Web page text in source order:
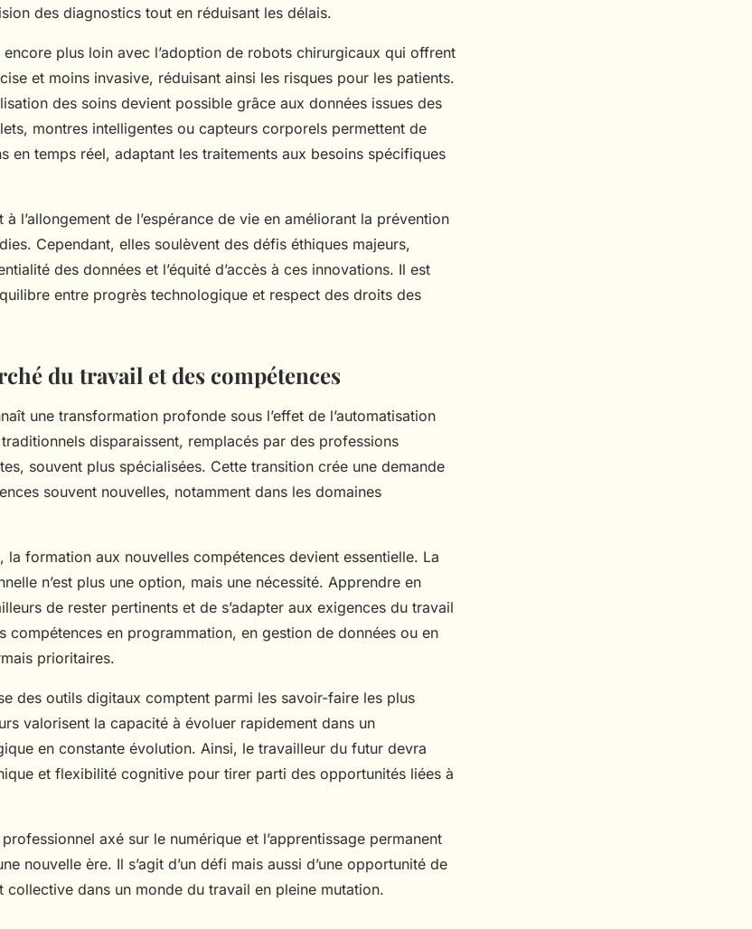
des diagnostics tout en réduisant les délais.
encore plus loin avec l’adoption de robots chirurgicaux qui offrent
et moins invasive, réduisant ainsi les risques pour les patients.
des soins devient possible grâce aux données issues des
montres intelligentes ou capteurs corporels permettent de
en temps réel, adaptant les traitements aux besoins spécifiques
l’allongement de l’espérance de vie en améliorant la prévention
Cependant, elles soulèvent des défis éthiques majeurs,
des données et l’équité d’accès à ces innovations. Il est
entre progrès technologique et respect des droits des
du travail et des compétences
une transformation profonde sous l’effet de l’automatisation
disparaissent, remplacés par des professions
souvent plus spécialisées. Cette transition crée une demande
souvent nouvelles, notamment dans les domaines
la formation aux nouvelles compétences devient essentielle. La
n’est plus une option, mais une nécessité. Apprendre en
de rester pertinents et de s’adapter aux exigences du travail
compétences en programmation, en gestion de données ou en
prioritaires.
des outils digitaux comptent parmi les savoir-faire les plus
valorisent la capacité à évoluer rapidement dans un
en constante évolution. Ainsi, le travailleur du futur devra
et flexibilité cognitive pour tirer parti des opportunités liées à
axé sur le numérique et l’apprentissage permanent
nouvelle ère. Il s’agit d’un défi mais aussi d’une opportunité de
collective dans un monde du travail en pleine mutation.